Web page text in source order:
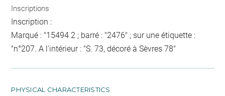
Inscriptions
Inscription :
Marqué : "15494 2 ; barré : "2476" ; sur une étiquette :
"n°207. A l'intérieur : "S. 73, décoré à Sèvres 78"
PHYSICAL CHARACTERISTICS